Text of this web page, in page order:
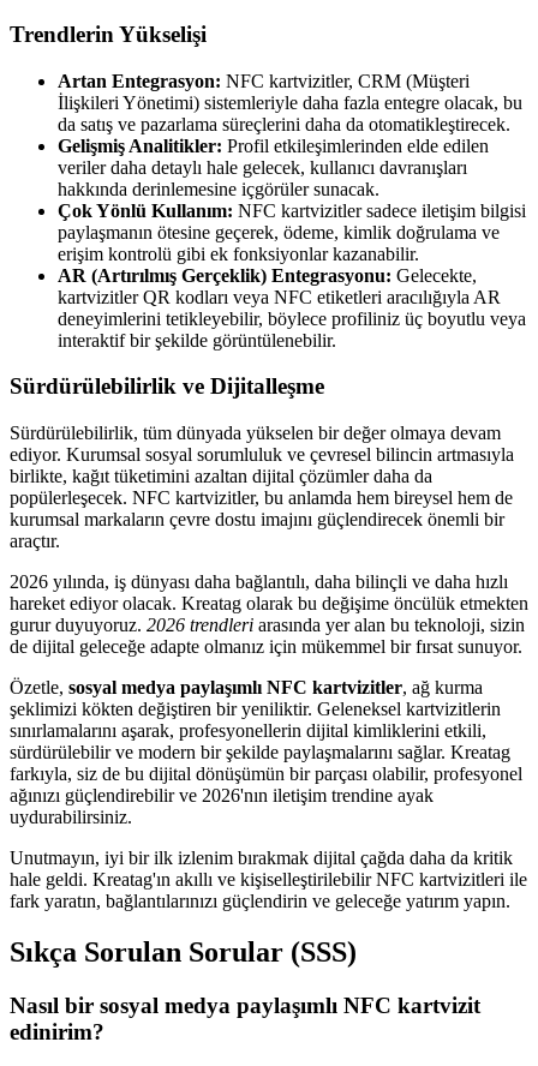
Trendlerin Yükselişi
Artan Entegrasyon: NFC kartvizitler, CRM (Müşteri
İlişkileri Yönetimi) sistemleriyle daha fazla entegre olacak, bu
da satış ve pazarlama süreçlerini daha da otomatikleştirecek.
Gelişmiş Analitikler: Profil etkileşimlerinden elde edilen
veriler daha detaylı hale gelecek, kullanıcı davranışları
hakkında derinlemesine içgörüler sunacak.
Çok Yönlü Kullanım: NFC kartvizitler sadece iletişim bilgisi
paylaşmanın ötesine geçerek, ödeme, kimlik doğrulama ve
erişim kontrolü gibi ek fonksiyonlar kazanabilir.
AR (Artırılmış Gerçeklik) Entegrasyonu: Gelecekte,
kartvizitler QR kodları veya NFC etiketleri aracılığıyla AR
deneyimlerini tetikleyebilir, böylece profiliniz üç boyutlu veya
interaktif bir şekilde görüntülenebilir.
Sürdürülebilirlik ve Dijitalleşme
Sürdürülebilirlik, tüm dünyada yükselen bir değer olmaya devam
ediyor. Kurumsal sosyal sorumluluk ve çevresel bilincin artmasıyla
birlikte, kağıt tüketimini azaltan dijital çözümler daha da
popülerleşecek. NFC kartvizitler, bu anlamda hem bireysel hem de
kurumsal markaların çevre dostu imajını güçlendirecek önemli bir
araçtır.
2026 yılında, iş dünyası daha bağlantılı, daha bilinçli ve daha hızlı
hareket ediyor olacak. Kreatag olarak bu değişime öncülük etmekten
gurur duyuyoruz. 2026 trendleri arasında yer alan bu teknoloji, sizin
de dijital geleceğe adapte olmanız için mükemmel bir fırsat sunuyor.
Özetle, sosyal medya paylaşımlı NFC kartvizitler, ağ kurma
şeklimizi kökten değiştiren bir yeniliktir. Geleneksel kartvizitlerin
sınırlamalarını aşarak, profesyonellerin dijital kimliklerini etkili,
sürdürülebilir ve modern bir şekilde paylaşmalarını sağlar. Kreatag
farkıyla, siz de bu dijital dönüşümün bir parçası olabilir, profesyonel
ağınızı güçlendirebilir ve 2026'nın iletişim trendine ayak
uydurabilirsiniz.
Unutmayın, iyi bir ilk izlenim bırakmak dijital çağda daha da kritik
hale geldi. Kreatag'ın akıllı ve kişiselleştirilebilir NFC kartvizitleri ile
fark yaratın, bağlantılarınızı güçlendirin ve geleceğe yatırım yapın.
Sıkça Sorulan Sorular (SSS)
Nasıl bir sosyal medya paylaşımlı NFC kartvizit
edinirim?